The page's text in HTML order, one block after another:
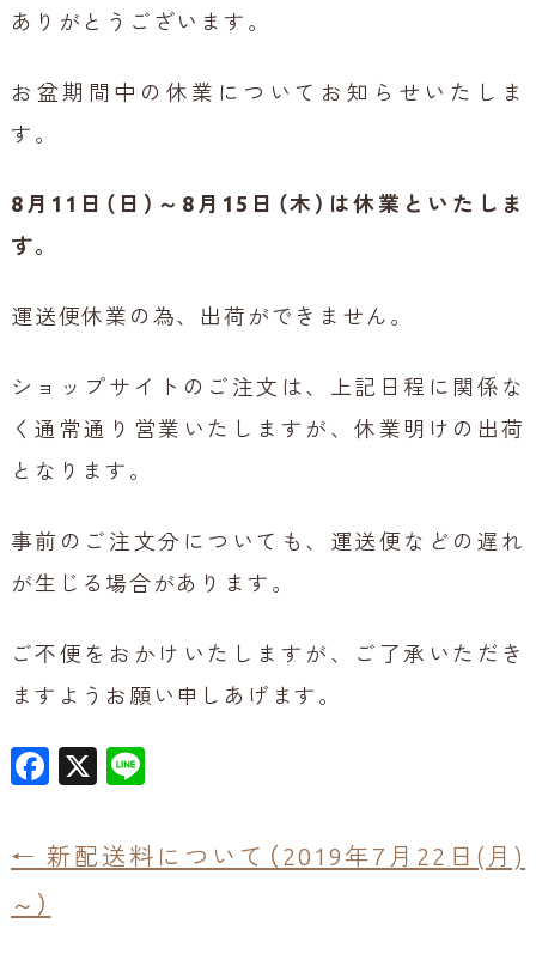
ありがとうございます。
お盆期間中の休業についてお知らせいたしま
す。
8月11日（日）～8月15日（木）は休業といたしま
す。
運送便休業の為、出荷ができません。
ショップサイトのご注文は、上記日程に関係な
く通常通り営業いたしますが、休業明けの出荷
となります。
事前のご注文分についても、運送便などの遅れ
が生じる場合があります。
ご不便をおかけいたしますが、ご了承いただき
ますようお願い申しあげます。
F
c
e
b
X
e
← 新配送料について（2019年7月22日(月)
～）